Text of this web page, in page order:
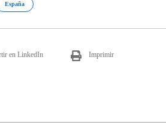
España
en LinkedIn Imprimir